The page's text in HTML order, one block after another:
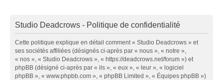
Studio Deadcrows - Politique de confidentialité
Cette politique explique en détail comment « Studio Deadcrows » et
ses sociétés affiliées (désignés ci-après par « nous », « notre »,
« nos », « Studio Deadcrows », « https://deadcrows.net/forum ») et
phpBB (désigné ci-après par « ils », « eux », « leur », « logiciel
phpBB », « www.phpbb.com », « phpBB Limited », « Équipes phpBB »)